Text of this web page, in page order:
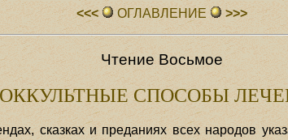
<<< ОГЛАВЛЕHИЕ >>>
Чтение Восьмое
ОККУЛЬТНЫЕ СПОСОБЫ
сказках и преданиях всех народов